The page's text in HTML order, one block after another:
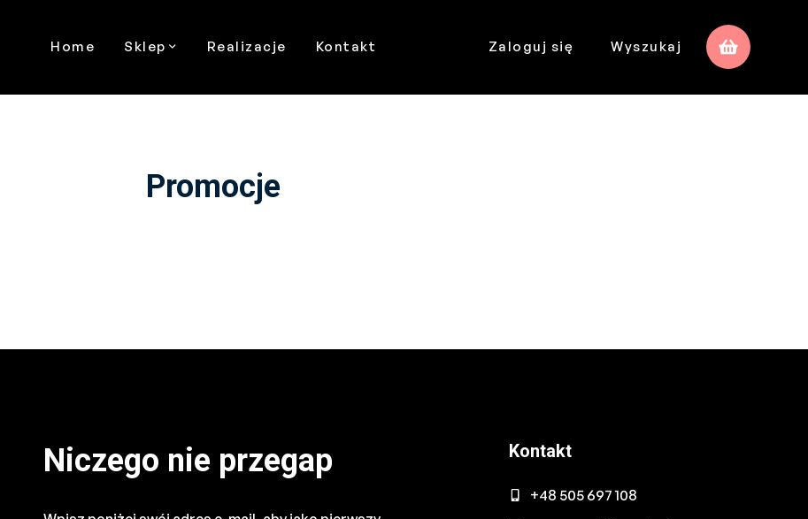
Home Sklep Realizacje Kontakt Zaloguj się Wyszukaj
Promocje
Niczego nie przegap Kontakt
+48 505 697 108